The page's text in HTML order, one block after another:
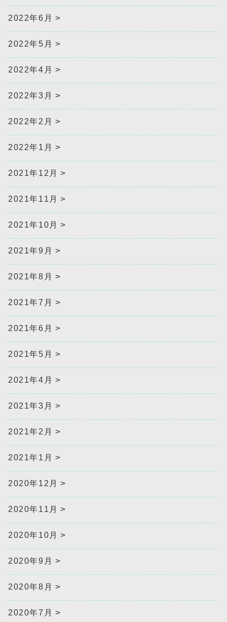
2022年6月
2022年5月
2022年4月
2022年3月
2022年2月
2022年1月
2021年12月
2021年11月
2021年10月
2021年9月
2021年8月
2021年7月
2021年6月
2021年5月
2021年4月
2021年3月
2021年2月
2021年1月
2020年12月
2020年11月
2020年10月
2020年9月
2020年8月
2020年7月